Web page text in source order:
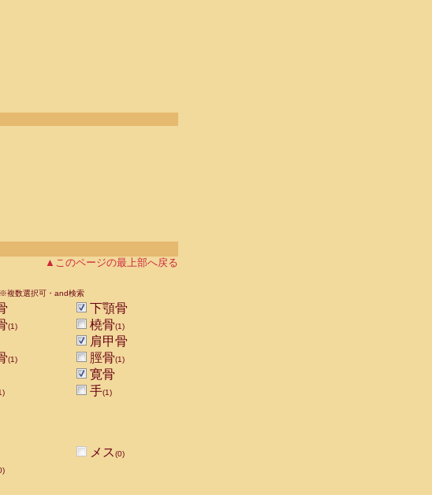
▲このページの最上部へ戻る
※複数選択可・and検索
下顎骨
(1) 橈骨(1)
肩甲骨
(1) 脛骨(1)
寛骨
手(1)
メス(0)